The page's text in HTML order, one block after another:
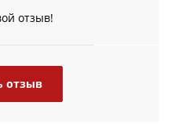
отзыв!
отзыв